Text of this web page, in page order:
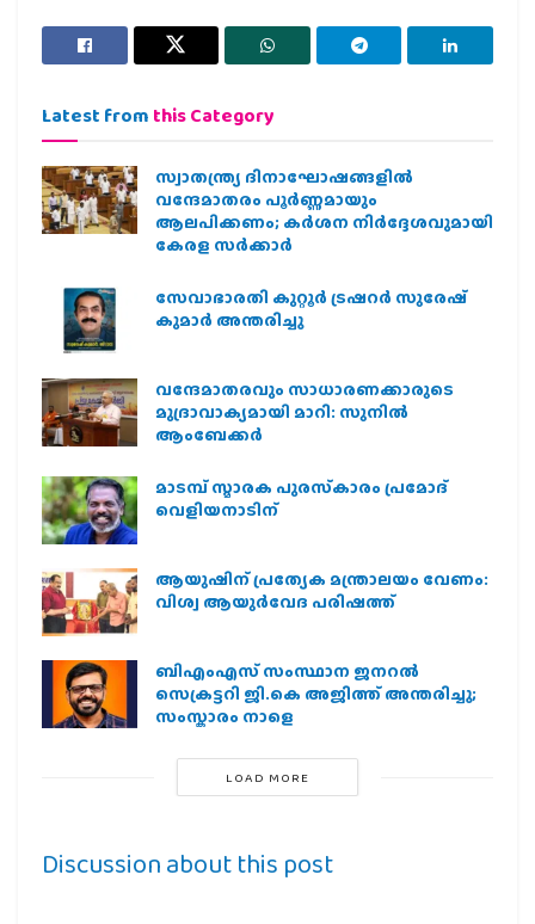
Latest from this Category
സ്വാതന്ത്ര്യ ദിനാഘോഷങ്ങളിൽ
വന്ദേമാതരം പൂർണ്ണമായും
ആലപിക്കണം; കർശന നിർദ്ദേശവുമായി
കേരള സർക്കാർ
സേവാഭാരതി കുറ്റൂർ ട്രഷറർ സുരേഷ്
കുമാർ അന്തരിച്ചു
വന്ദേമാതരവും സാധാരണക്കാരുടെ
മുദ്രാവാക്യമായി മാറി: സുനിൽ
ആംബേക്കർ
മാടമ്പ് സ്മാരക പുരസ്‌കാരം പ്രമോദ്
വെളിയനാടിന്
ആയുഷിന് പ്രത്യേക മന്ത്രാലയം വേണം:
വിശ്വ ആയുര്‍വേദ പരിഷത്ത്
ബിഎംഎസ് സംസ്ഥാന ജനറൽ
സെക്രട്ടറി ജി.കെ അജിത്ത് അന്തരിച്ചു;
സംസ്കാരം നാളെ
LOAD MORE
Discussion about this post